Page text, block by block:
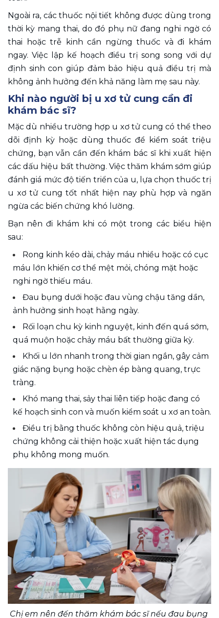
Ngoài ra, các thuốc nội tiết không được dùng trong
thời kỳ mang thai, do đó phụ nữ đang nghi ngờ có
thai hoặc trễ kinh cần ngừng thuốc và đi khám
ngay. Việc lập kế hoạch điều trị song song với dự
định sinh con giúp đảm bảo hiệu quả điều trị mà
không ảnh hưởng đến khả năng làm mẹ sau này.
Khi nào người bị u xơ tử cung cần đi
khám bác sĩ?
Mặc dù nhiều trường hợp u xơ tử cung có thể theo
dõi định kỳ hoặc dùng thuốc để kiểm soát triệu
chứng, bạn vẫn cần đến khám bác sĩ khi xuất hiện
các dấu hiệu bất thường. Việc thăm khám sớm giúp
đánh giá mức độ tiến triển của u, lựa chọn thuốc trị
u xơ tử cung tốt nhất hiện nay phù hợp và ngăn
ngừa các biến chứng khó lường.
Bạn nên đi khám khi có một trong các biểu hiện
sau:
Rong kinh kéo dài, chảy máu nhiều hoặc có cục
máu lớn khiến cơ thể mệt mỏi, chóng mặt hoặc
nghi ngờ thiếu máu.
Đau bụng dưới hoặc đau vùng chậu tăng dần,
ảnh hưởng sinh hoạt hằng ngày.
Rối loạn chu kỳ kinh nguyệt, kinh đến quá sớm,
quá muộn hoặc chảy máu bất thường giữa kỳ.
Khối u lớn nhanh trong thời gian ngắn, gây cảm
giác nặng bụng hoặc chèn ép bàng quang, trực
tràng.
Khó mang thai, sảy thai liên tiếp hoặc đang có
kế hoạch sinh con và muốn kiểm soát u xơ an toàn.
Điều trị bằng thuốc không còn hiệu quả, triệu
chứng không cải thiện hoặc xuất hiện tác dụng
phụ không mong muốn.
Chị em nên đến thăm khám bác sĩ nếu đau bụng